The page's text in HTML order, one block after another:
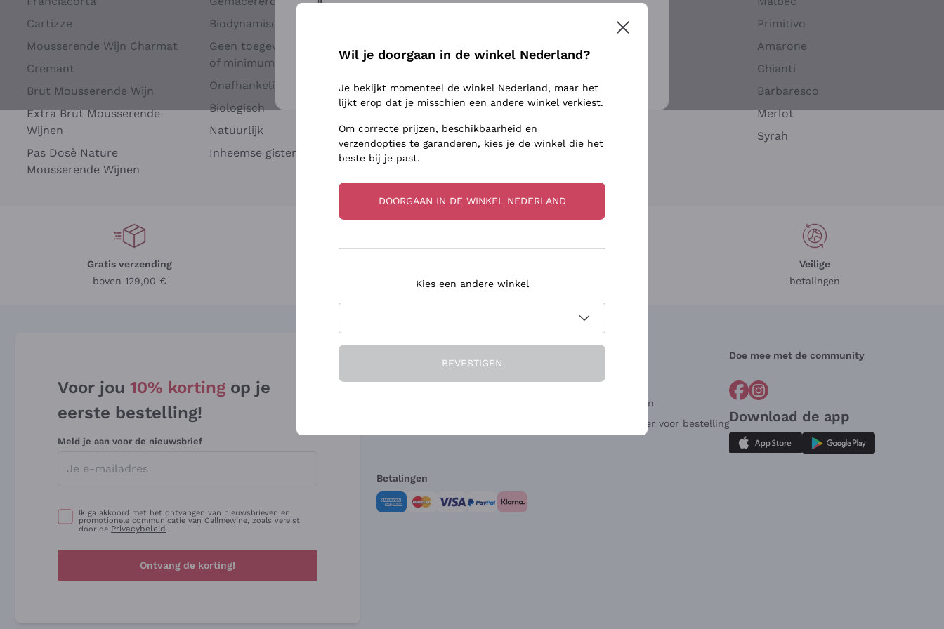
Cartizze
Mousserende Wijn Charmat
Cremant
Brut Mousserende Wijn
Extra Brut Mousserende
Wijnen
Pas Dosè Nature
Mousserende Wijnen
Biodynamisch
Geen toegevoegde sulfieten
of minimum
Onafhankelijke Wijnbouwers
Biologisch
Natuurlijk
Inheemse gisten
Argiolas
Ca' dei Frati
Chardonnay
Sauvignon
Primitivo
Amarone
Chianti
Barbaresco
Merlot
Syrah
Gratis verzending
boven 129,00 €
Veilige
betalingen
Voor jou 10% korting op je
eerste bestelling!
Meld je aan voor de nieuwsbrief
Ik ga akkoord met het ontvangen van nieuwsbrieven en
promotionele communicatie van Callmewine, zoals vereist
door de Privacybeleid
Ontvang de korting!
Over ons
Klantenservice
Verkoopvoorwaarden
Herroepingsformulier voor bestelling
Doe mee met de community
Download de app
Betalingen
Voor meer informatie, lees onzePrivacybeleid
Wil je doorgaan in de winkel Nederland?
Je bekijkt momenteel de winkel Nederland, maar het
lijkt erop dat je misschien een andere winkel verkiest.
Om correcte prijzen, beschikbaarheid en
verzendopties te garanderen, kies je de winkel die het
beste bij je past.
DOORGAAN IN DE WINKEL NEDERLAND
Kies een andere winkel
BEVESTIGEN